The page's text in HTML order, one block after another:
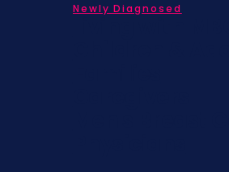
Newly Diagnosed